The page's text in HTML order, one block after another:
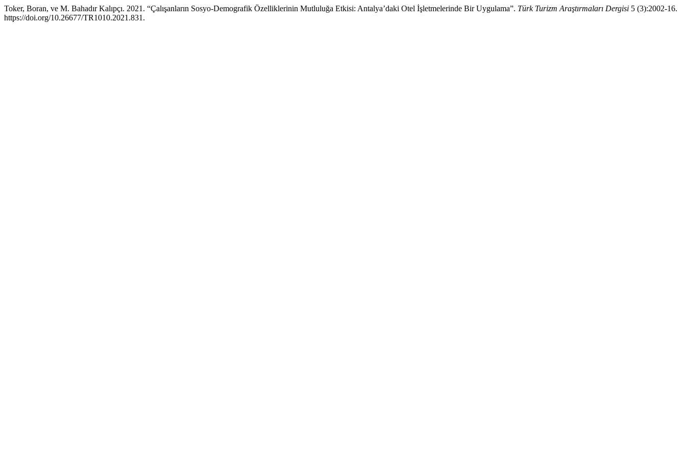
Toker, Boran, ve M. Bahadır Kalıpçı. 2021. “Çalışanların Sosyo-Demografik Özelliklerinin Mutluluğa Etkisi: Antalya’daki Otel İşletmelerinde Bir Uygulama”. Türk Turizm Araştırmaları Dergisi 5 (3):2002-16.
https://doi.org/10.26677/TR1010.2021.831.